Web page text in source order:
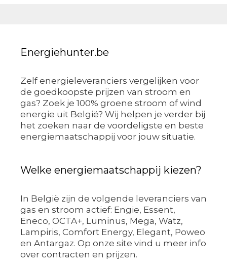
Energiehunter.be
Zelf energieleveranciers vergelijken voor
de goedkoopste prijzen van stroom en
gas? Zoek je 100% groene stroom of wind
energie uit België? Wij helpen je verder bij
het zoeken naar de voordeligste en beste
energiemaatschappij voor jouw situatie.
Welke energiemaatschappij kiezen?
In België zijn de volgende leveranciers van
gas en stroom actief: Engie, Essent,
Eneco, OCTA+, Luminus, Mega, Watz,
Lampiris, Comfort Energy, Elegant, Poweo
en Antargaz. Op onze site vind u meer info
over contracten en prijzen.